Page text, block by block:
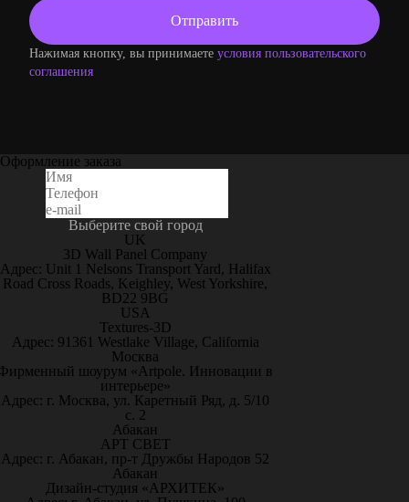
Нажимая кнопку, вы принимаете условия пользовательского
соглашения
Оформление заказа
Выберите свой город
UK
3D Wall Panel Company
Адрес: Unit 1 Nelsons Transport Yard, Halifax
Road Cross Roads, Keighley, West Yorkshire,
BD22 9BG
USA
Textures-3D
Адрес: 91361 Westlake Village, California
Москва
шоурум «Artpole. Инновации в
интерьере»
Адрес: г. Москва, ул. Каретный Ряд, д. 5/10
с. 2
Абакан
АРТ СВЕТ
Адрес: г. Абакан, пр-т Дружбы Народов 52
Абакан
Дизайн-студия «АРХИТЕК»